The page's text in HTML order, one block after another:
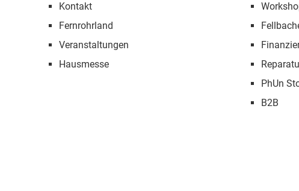
Kontakt
Fernrohrland
Veranstaltungen
Hausmesse
PhUn
B2B